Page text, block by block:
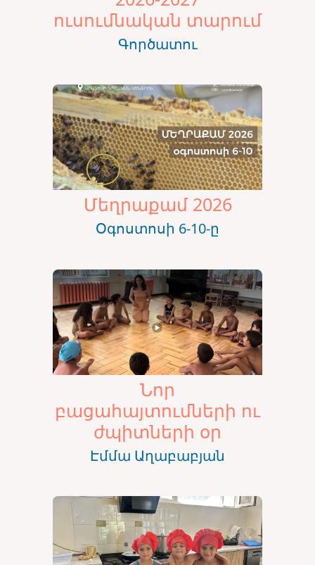
ուսումնական տարում
Գործատու
Մեղրաքամ 2026
Օգոստոսի 6-10-ը
Նոր
բացահայտումների ու
ժպիտների օր
Էմմա Աղաբաբյան